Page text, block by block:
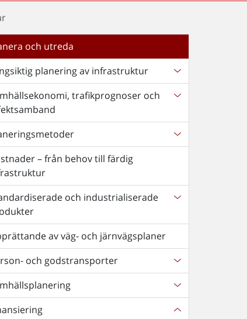
och utreda
planering av infrastruktur
trafikprognoser och
– från behov till färdig
och industrialiserade
av väg- och järnvägsplaner
och godstransporter